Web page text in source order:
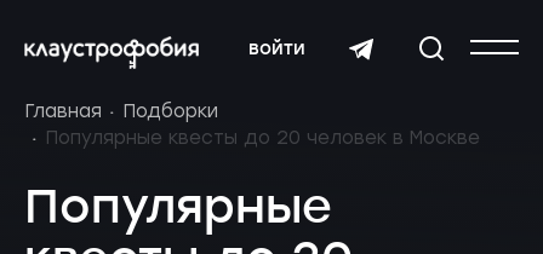
войти
Главная
Подборки
Популярные квесты до 20 человек в Москве
Популярные